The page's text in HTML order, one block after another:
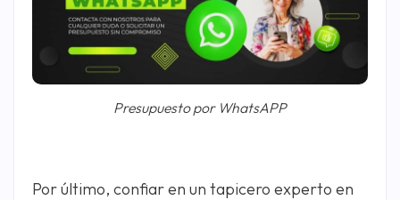
Presupuesto por WhatsAPP
Por último, confiar en un tapicero experto en